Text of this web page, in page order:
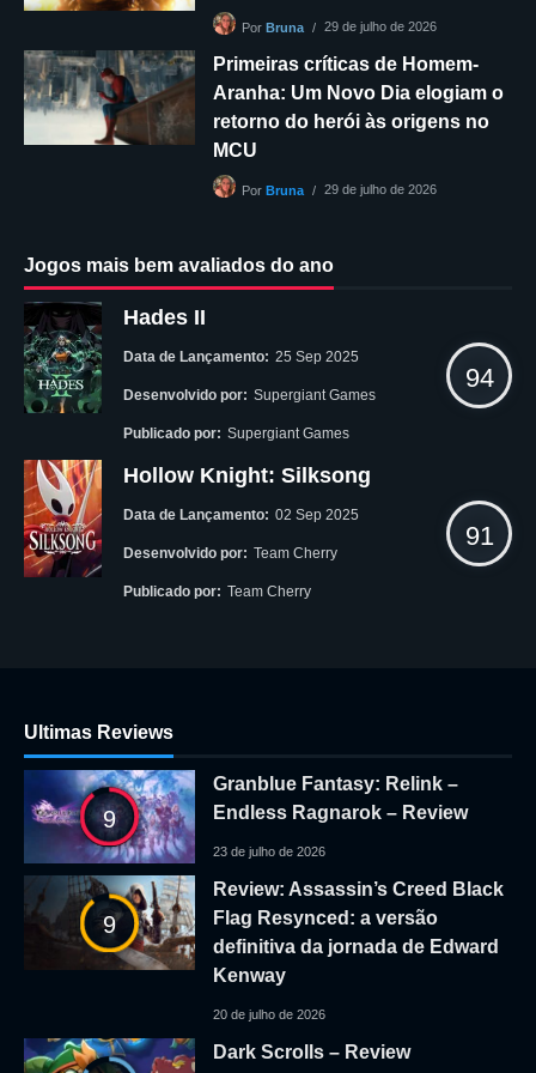
Por Bruna 29 de julho de 2026
Primeiras críticas de Homem-
Aranha: Um Novo Dia elogiam o
retorno do herói às origens no
MCU
Por Bruna 29 de julho de 2026
Jogos mais bem avaliados do ano
Hades II
Data de Lançamento: 25 Sep 2025
Desenvolvido por: Supergiant Games
Publicado por: Supergiant Games
94
Hollow Knight: Silksong
Data de Lançamento: 02 Sep 2025
Desenvolvido por: Team Cherry
Publicado por: Team Cherry
91
Ultimas Reviews
9
Granblue Fantasy: Relink –
Endless Ragnarok – Review
23 de julho de 2026
9
Review: Assassin’s Creed Black
Flag Resynced: a versão
definitiva da jornada de Edward
Kenway
20 de julho de 2026
Dark Scrolls – Review